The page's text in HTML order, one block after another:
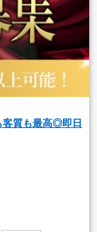
客質も最高◎即日